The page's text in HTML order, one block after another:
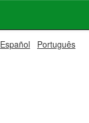
Español Português